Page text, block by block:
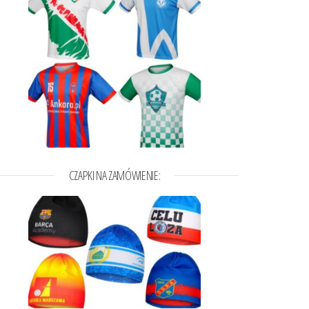
wybrać na stronie produktu
do 32,48zł
wiele wariantów. Opcje można wybrać na stronie produktu
CZAPKI NA ZAMÓWIENIE: